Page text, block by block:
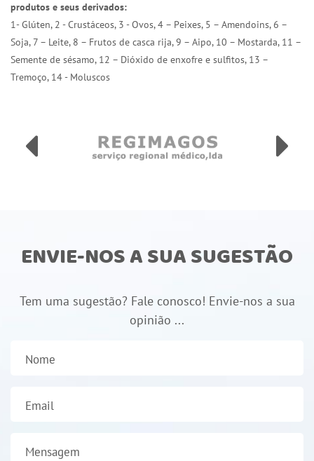
produtos e seus derivados:
1- Glúten, 2 - Crustáceos, 3 - Ovos, 4 – Peixes, 5 – Amendoins, 6 –
Soja, 7 – Leite, 8 – Frutos de casca rija, 9 – Aipo, 10 – Mostarda, 11 –
Semente de sésamo, 12 – Dióxido de enxofre e sulfitos, 13 –
Tremoço, 14 - Moluscos
ENVIE-NOS A SUA SUGESTÃO
Tem uma sugestão? Fale conosco! Envie-nos a sua
opinião ...
Nome
Email
Mensagem